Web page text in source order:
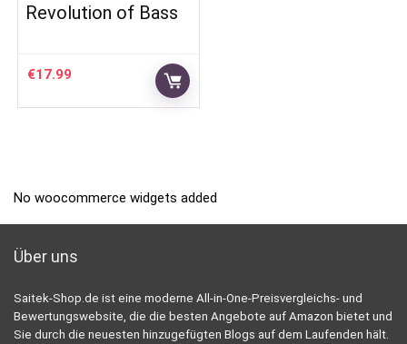
Revolution of Bass
€17.99
No woocommerce widgets added
Über uns
Saitek-Shop.de ist eine moderne All-in-One-Preisvergleichs- und
Bewertungswebsite, die die besten Angebote auf Amazon bietet und
Sie durch die neuesten hinzugefügten Blogs auf dem Laufenden hält.